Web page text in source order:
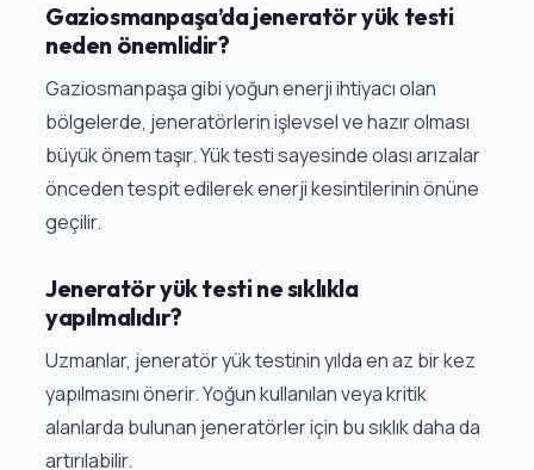
Gaziosmanpaşa’da jeneratör yük testi
neden önemlidir?
Gaziosmanpaşa gibi yoğun enerji ihtiyacı olan
bölgelerde, jeneratörlerin işlevsel ve hazır olması
büyük önem taşır. Yük testi sayesinde olası arızalar
önceden tespit edilerek enerji kesintilerinin önüne
geçilir.
Jeneratör yük testi ne sıklıkla
yapılmalıdır?
Uzmanlar, jeneratör yük testinin yılda en az bir kez
yapılmasını önerir. Yoğun kullanılan veya kritik
alanlarda bulunan jeneratörler için bu sıklık daha da
artırılabilir.